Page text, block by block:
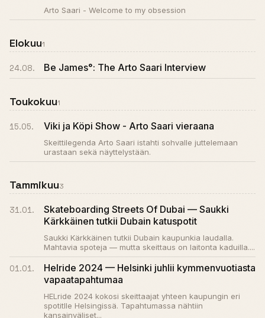
Arto Saari - Welcome to my obsession
Elokuu1
24.08. Be James°: The Arto Saari Interview
Toukokuu1
15.05. Viki ja Köpi Show - Arto Saari vieraana
Skeittilegenda Arto Saari istahti sohvalle juttelemaan
urastaan sekä näyttelystään.
Tammikuu3
31.01.
Skateboarding Streets Of Dubai — Saukki
Kärkkäinen tutkii Dubain katuspot­it
Saukki Kärkkäinen tutkii Dubain kaupunkia laudalla.
Mahtavia spot­eja — mutta skeittaus on laitonta kaduilla....
01.01.
Helride 2024 — Helsinki juhlii kymmenvuotiasta
vapaatapahtumaa
HELride 2024 kokosi skeittaajat yhteen kaupungin eri
spotitlle Helsingissä. Tapahtumassa nähtiin
kansainväliset...